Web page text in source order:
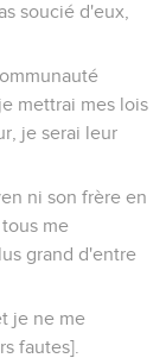
soucié d'eux,
mettrai mes lois
je serai leur
ni son frère en
tous me
grand d'entre
je ne me
fautes].